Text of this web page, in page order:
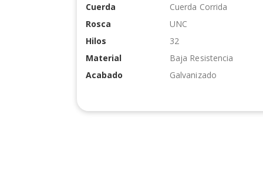
Cuerda
Cuerda Corrida
Rosca
UNC
Hilos
32
Material
Baja Resistencia
Acabado
Galvanizado